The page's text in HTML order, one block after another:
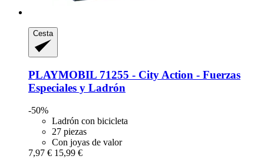
Cesta
PLAYMOBIL 71255 -​ City Action -​ Fuerzas
Especiales y Ladrón
-50%
Ladrón con bicicleta
27 piezas
Con joyas de valor
7,97 € 15,99 €